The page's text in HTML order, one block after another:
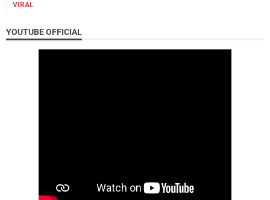
VIRAL
YOUTUBE OFFICIAL